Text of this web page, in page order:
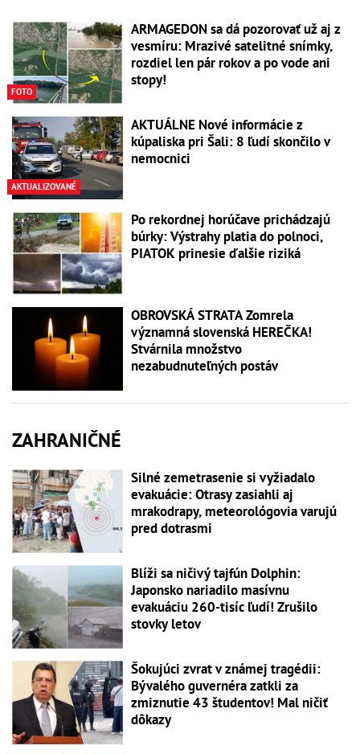
FOTO
ARMAGEDON sa dá pozorovať už aj z
vesmíru: Mrazivé satelitné snímky,
rozdiel len pár rokov a po vode ani
stopy!
AKTUALIZOVANÉ
AKTUÁLNE Nové informácie z
kúpaliska pri Šali: 8 ľudí skončilo v
nemocnici
Po rekordnej horúčave prichádzajú
búrky: Výstrahy platia do polnoci,
PIATOK prinesie ďalšie riziká
OBROVSKÁ STRATA Zomrela
významná slovenská HEREČKA!
Stvárnila množstvo
nezabudnuteľných postáv
ZAHRANIČNÉ
Silné zemetrasenie si vyžiadalo
evakuácie: Otrasy zasiahli aj
mrakodrapy, meteorológovia varujú
pred dotrasmi
Blíži sa ničivý tajfún Dolphin:
Japonsko nariadilo masívnu
evakuáciu 260-tisíc ľudí! Zrušilo
stovky letov
Šokujúci zvrat v známej tragédii:
Bývalého guvernéra zatkli za
zmiznutie 43 študentov! Mal ničiť
dôkazy